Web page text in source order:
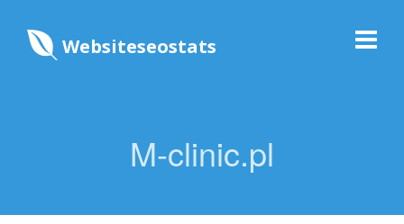
Websiteseostats
M-clinic.pl